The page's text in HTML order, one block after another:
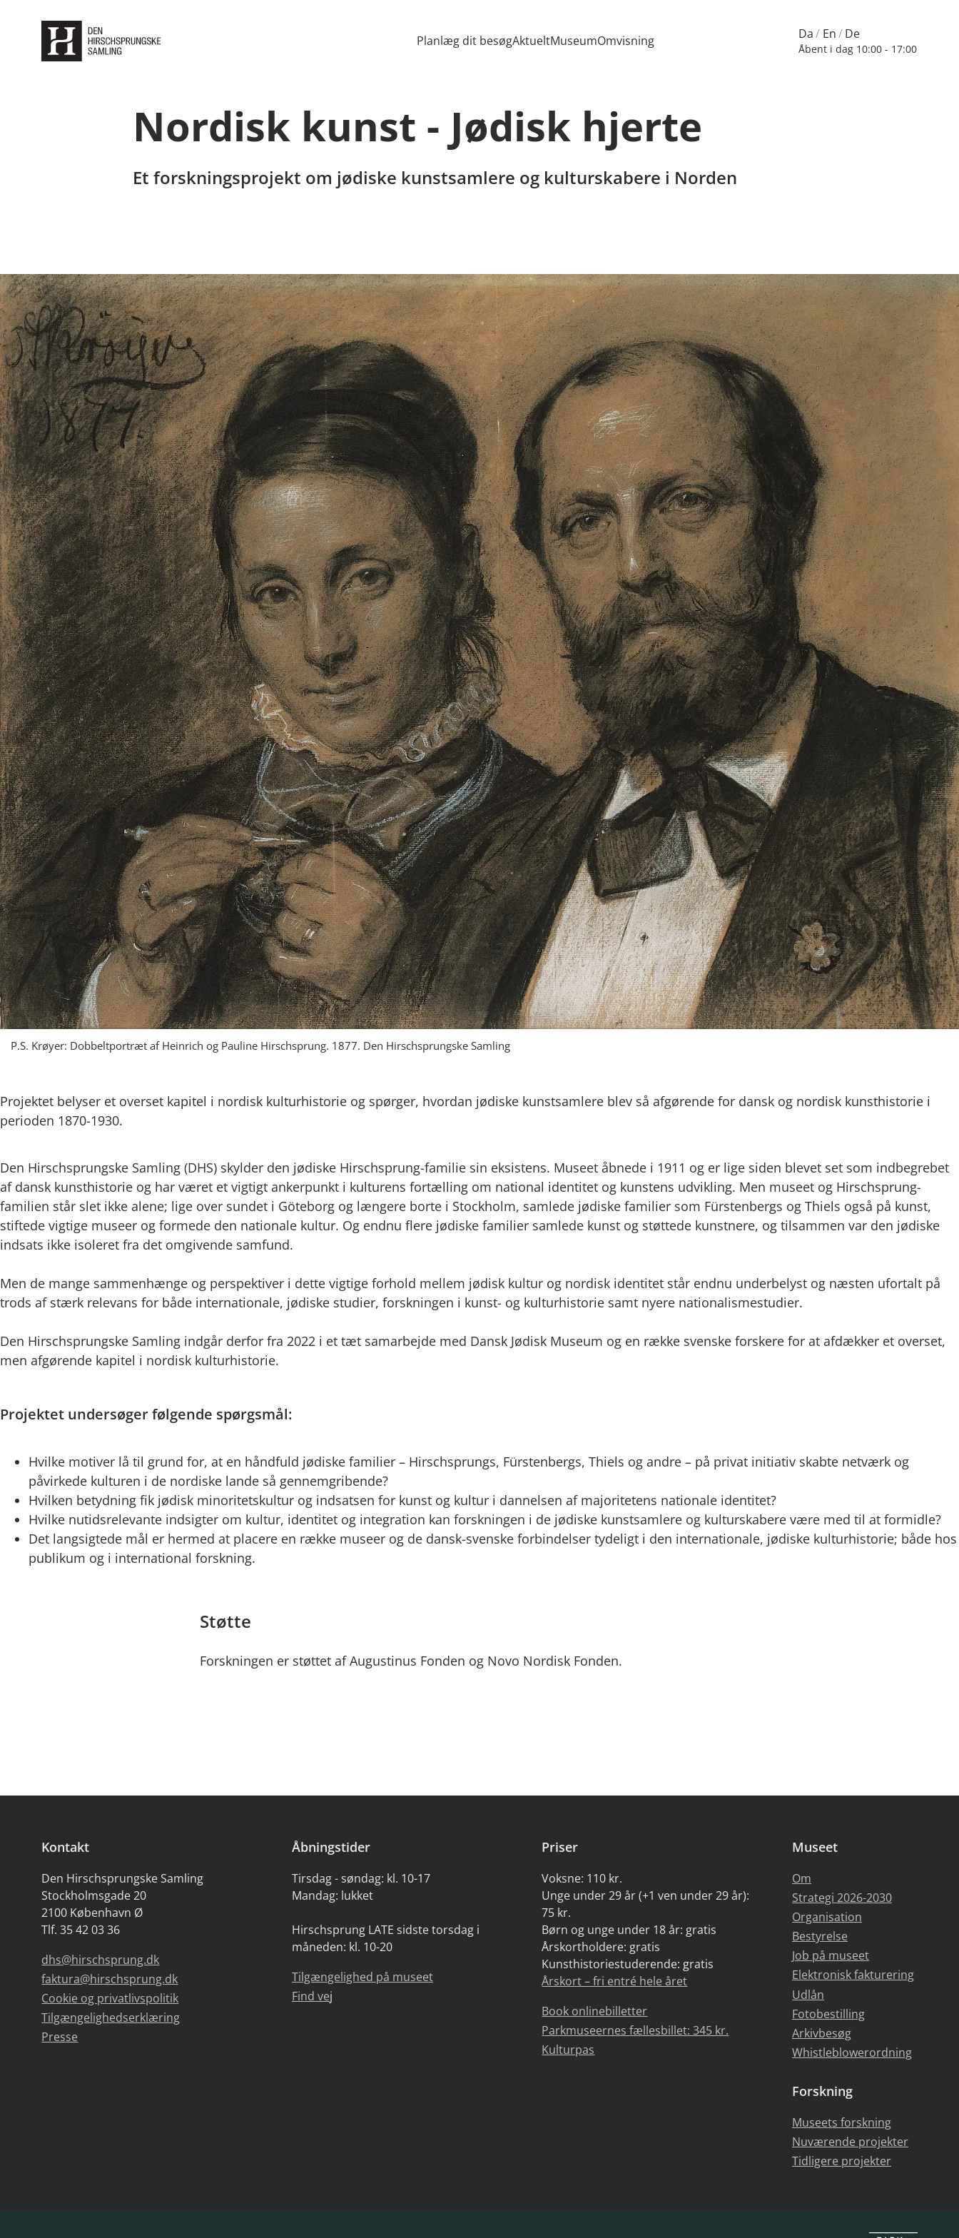
Planlæg dit besøgAktueltMuseumOmvisning Da En De
Åbent i dag 10:00 - 17:00
Nordisk kunst - Jødisk hjerte
Et forskningsprojekt om jødiske kunstsamlere og kulturskabere i Norden
P.S. Krøyer: Dobbeltportræt af Heinrich og Pauline Hirschsprung. 1877. Den Hirschsprungske Samling
Projektet belyser et overset kapitel i nordisk kulturhistorie og spørger, hvordan jødiske kunstsamlere blev så afgørende for dansk og nordisk kunsthistorie i
perioden 1870-1930.
Den Hirschsprungske Samling (DHS) skylder den jødiske Hirschsprung-familie sin eksistens. Museet åbnede i 1911 og er lige siden blevet set som indbegrebet
af dansk kunsthistorie og har været et vigtigt ankerpunkt i kulturens fortælling om national identitet og kunstens udvikling. Men museet og Hirschsprung-
familien står slet ikke alene; lige over sundet i Göteborg og længere borte i Stockholm, samlede jødiske familier som Fürstenbergs og Thiels også på kunst,
stiftede vigtige museer og formede den nationale kultur. Og endnu flere jødiske familier samlede kunst og støttede kunstnere, og tilsammen var den jødiske
indsats ikke isoleret fra det omgivende samfund.
Men de mange sammenhænge og perspektiver i dette vigtige forhold mellem jødisk kultur og nordisk identitet står endnu underbelyst og næsten ufortalt på
trods af stærk relevans for både internationale, jødiske studier, forskningen i kunst- og kulturhistorie samt nyere nationalismestudier.
Den Hirschsprungske Samling indgår derfor fra 2022 i et tæt samarbejde med Dansk Jødisk Museum og en række svenske forskere for at afdækker et overset,
men afgørende kapitel i nordisk kulturhistorie.
Projektet undersøger følgende spørgsmål:
Hvilke motiver lå til grund for, at en håndfuld jødiske familier – Hirschsprungs, Fürstenbergs, Thiels og andre – på privat initiativ skabte netværk og
påvirkede kulturen i de nordiske lande så gennemgribende?
Hvilken betydning fik jødisk minoritetskultur og indsatsen for kunst og kultur i dannelsen af majoritetens nationale identitet?
Hvilke nutidsrelevante indsigter om kultur, identitet og integration kan forskningen i de jødiske kunstsamlere og kulturskabere være med til at formidle?
Det langsigtede mål er hermed at placere en række museer og de dansk-svenske forbindelser tydeligt i den internationale, jødiske kulturhistorie; både hos
publikum og i international forskning.
Støtte
Forskningen er støttet af Augustinus Fonden og Novo Nordisk Fonden.
Kontakt
Den Hirschsprungske Samling
Stockholmsgade 20
2100 København Ø
Tlf. 35 42 03 36
dhs@hirschsprung.dk
faktura@hirschsprung.dk
Cookie og privatlivspolitik
Tilgængelighedserklæring
Presse
Åbningstider
Tirsdag - søndag: kl. 10-17
Mandag: lukket
Hirschsprung LATE sidste torsdag i
måneden: kl. 10-20
Tilgængelighed på museet
Find vej
Priser
Voksne: 110 kr.
Unge under 29 år (+1 ven under 29 år):
75 kr.
Børn og unge under 18 år: gratis
Årskortholdere: gratis
Kunsthistoriestuderende: gratis
Årskort – fri entré hele året
Book onlinebilletter
Parkmuseernes fællesbillet: 345 kr.
Kulturpas
Museet
Om
Strategi 2026-2030
Organisation
Bestyrelse
Job på museet
Elektronisk fakturering
Udlån
Fotobestilling
Arkivbesøg
Whistleblowerordning
Forskning
Museets forskning
Nuværende projekter
Tidligere projekter